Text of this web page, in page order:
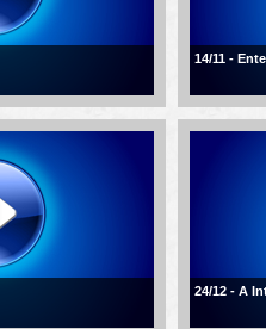
14/11 -
24/12 - A